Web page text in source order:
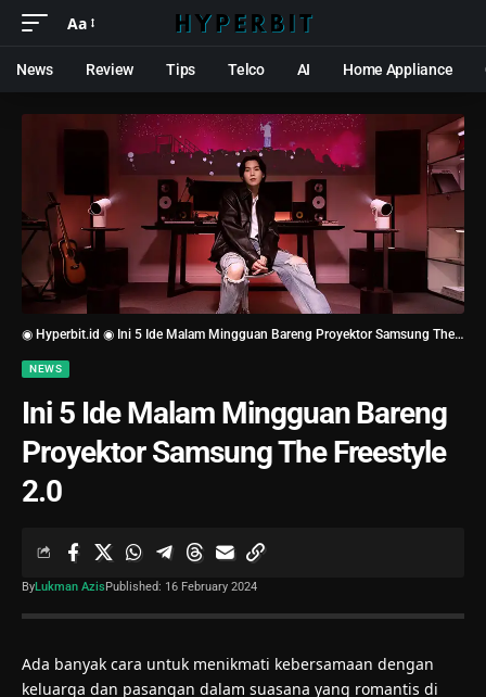
Aa
News Review Tips Telco AI Home Appliance
◉ Hyperbit.id ◉ Ini 5 Ide Malam Mingguan Bareng Proyektor Samsung The Freestyle 2.0
NEWS
Ini 5 Ide Malam Mingguan Bareng
Proyektor Samsung The Freestyle
2.0
ByLukman AzisPublished: 16 February 2024
Ada banyak cara untuk menikmati kebersamaan dengan
keluarga dan pasangan dalam suasana yang romantis di